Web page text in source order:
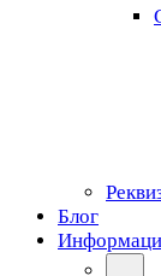
Блог